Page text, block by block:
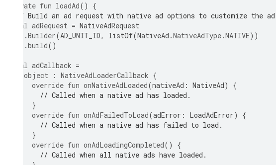
private fun loadAd()
{
// Build an ad request with native ad options to customize the
val adRequest = NativeAdRequest
.Builder(AD_UNIT_ID, listOf(NativeAd .NativeAdType.NATIVE))
.build()
val adCallback =
object
: NativeAdLoaderCallback {
override fun onNativeAdLoaded(nativeAd : NativeAd)
{
// Called when a native ad has loaded.
}
override fun onAdFailedToLoad(adError : LoadAdError)
{
// Called when a native ad has failed to load.
}
override fun onAdLoadingCompleted()
{
// Called when all native ads have loaded.